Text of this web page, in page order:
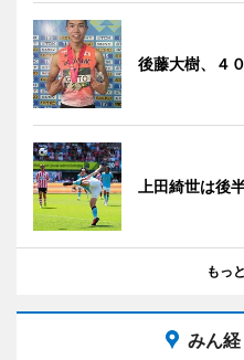
後藤大樹、４
上田綺世は
もっ
みん